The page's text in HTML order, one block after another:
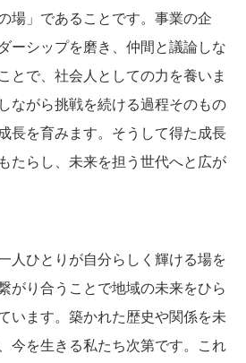
場」であることです。事業の企
ーシップを磨き、仲間と議論しな
とで、社会人としての力を養いま
ながら挑戦を続ける過程そのもの
長を育みます。そうして得た成長
たらし、未来を担う世代へと広が
人ひとりが自分らしく輝ける場を
がり合うことで地域の未来をひら
います。築かれた歴史や関係を未
今を生きる私たち次第です。これ